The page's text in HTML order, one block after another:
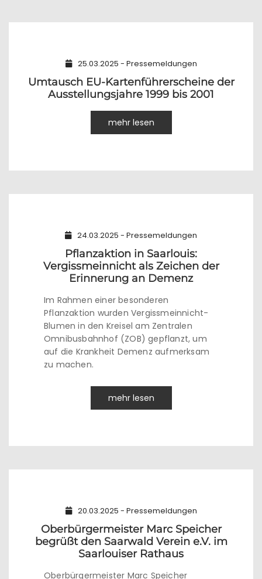
25.03.2025 - Pressemeldungen
Umtausch EU-Kartenführerscheine der
Ausstellungsjahre 1999 bis 2001
mehr lesen
24.03.2025 - Pressemeldungen
Pflanzaktion in Saarlouis:
Vergissmeinnicht als Zeichen der
Erinnerung an Demenz
Im Rahmen einer besonderen
Pflanzaktion wurden Vergissmeinnicht-
Blumen in den Kreisel am Zentralen
Omnibusbahnhof (ZOB) gepflanzt, um
auf die Krankheit Demenz aufmerksam
zu machen.
mehr lesen
20.03.2025 - Pressemeldungen
Oberbürgermeister Marc Speicher
begrüßt den Saarwald Verein e.V. im
Saarlouiser Rathaus
Oberbürgermeister Marc Speicher